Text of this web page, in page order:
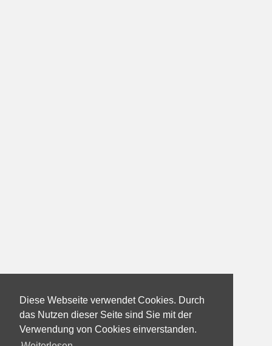
Diese Webseite verwendet Cookies. Durch
das Nutzen dieser Seite sind Sie mit der
Verwendung von Cookies einverstanden.